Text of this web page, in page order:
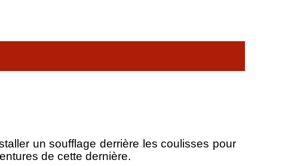
un soufflage derrière les coulisses pour
de cette dernière.